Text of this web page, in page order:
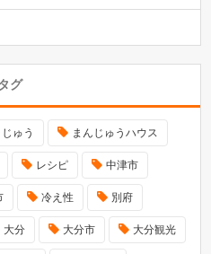
グ
じゅう まんじゅうハウス
レシピ 中津市
冷え性 別府
大分 大分市 大分観光